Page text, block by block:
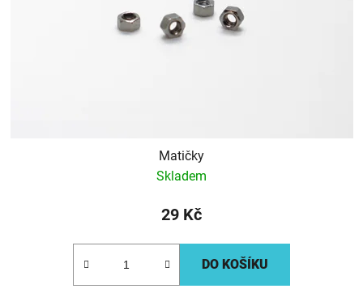
Matičky
Skladem
29 Kč
DO KOŠÍKU